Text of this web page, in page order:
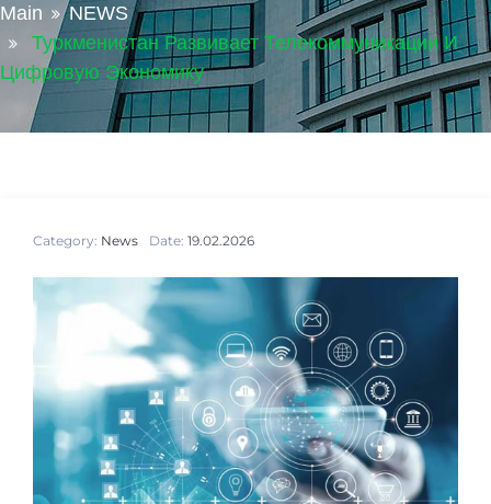
Main
NEWS
Туркменистан Развивает Телекоммуникации И
Цифровую Экономику
Category: News Date: 19.02.2026